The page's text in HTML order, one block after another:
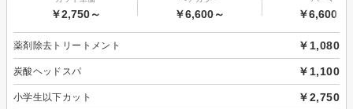
￥2,750～ ￥6,600～ ￥6,600～
薬剤除去トリートメント ￥1,080
炭酸ヘッドスパ ￥1,100
小学生以下カット ￥2,750